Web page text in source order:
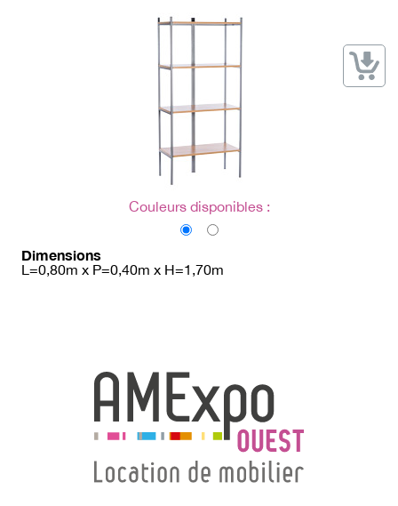
→ Noms / Références
Couleurs disponibles :
Dimensions
L=0,80m x P=0,40m x H=1,70m